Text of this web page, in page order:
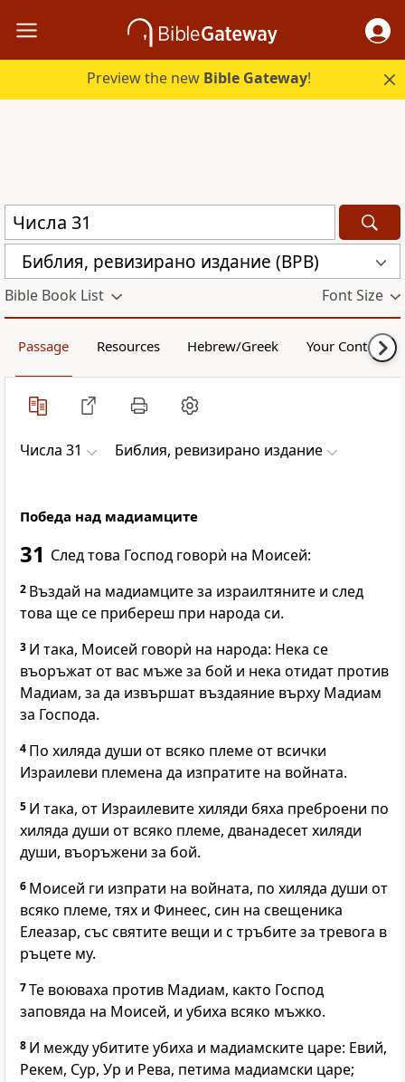
Preview the new Bible Gateway!
Библия, ревизирано издание (BPB)
Bible Book List Font Size
Passage Resources Hebrew/Greek Your Content
Числа 31 Библия, ревизирано издание
Победа над мадиамците
31 След това Господ говорѝ на Моисей:
2 Въздай на мадиамците за израилтяните и след
това ще се прибереш при народа си.
3 И така, Моисей говорѝ на народа: Нека се
въоръжат от вас мъже за бой и нека отидат против
Мадиам, за да извършат въздаяние върху Мадиам
за Господа.
4 По хиляда души от всяко племе от всички
Израилеви племена да изпратите на войната.
5 И така, от Израилевите хиляди бяха преброени по
хиляда души от всяко племе, дванадесет хиляди
души, въоръжени за бой.
6 Моисей ги изпрати на войната, по хиляда души от
всяко племе, тях и Финеес, син на свещеника
Елеазар, със святите вещи и с тръбите за тревога в
ръцете му.
7Те воюваха против Мадиам, както Господ
заповяда на Моисей, и убиха всяко мъжко.
8 И между убитите убиха и мадиамските царе: Евий,
Рекем, Сур, Ур и Рева, петима мадиамски царе;